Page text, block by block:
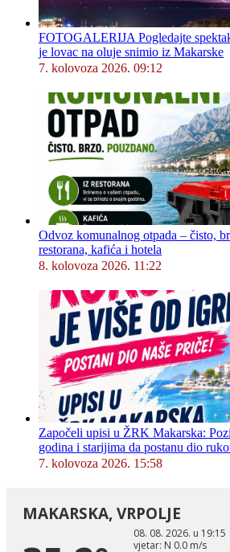
FOTOGALERIJA Pogledajte
je lovac na oluje snimio iz Makarske
7. kolovoza 2026. 09:12
Odvoz komunalnog otpada – čisto,
restorana, kafića i hotela
8. kolovoza 2026. 11:22
Započeli upisi u ŽRK Makarska:
godina i starijima da postanu dio
7. kolovoza 2026. 15:58